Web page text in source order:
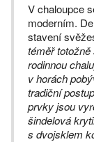
V chaloupce
moderním.
stavení
téměř
rodinnou
v horách
tradiční
prvky jsou
šindelová
s dvojsklem